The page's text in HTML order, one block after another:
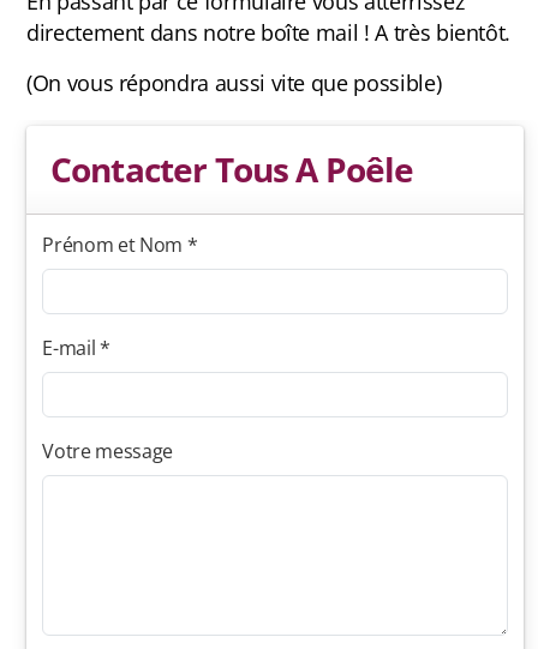
directement dans notre boîte mail ! A très bientôt.
(On vous répondra aussi vite que possible)
Contacter Tous A Poêle
Prénom et Nom *
E-mail *
Votre message